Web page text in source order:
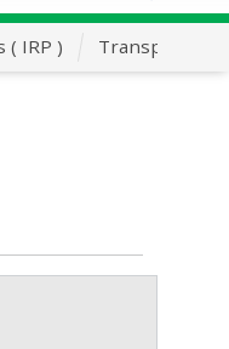
( IRP ) Transporte